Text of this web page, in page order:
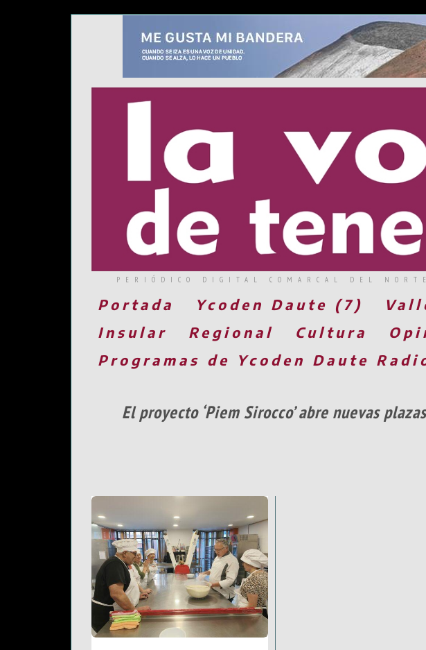
PERIÓDICO DIGITAL COMARCAL DEL
Portada Ycoden Daute (7)
Insular
Regional Cultura
Programas de Ycoden Daute
El proyecto ‘Piem Sirocco’ abre nuevas